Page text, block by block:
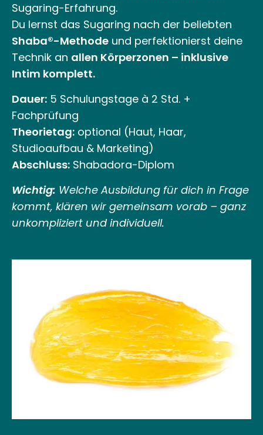
Sugaring-Erfahrung.
Du lernst das Sugaring nach der beliebten
Shaba®-Methode und perfektionierst deine
Technik an allen Körperzonen – inklusive
Intim komplett.
Dauer: 5 Schulungstage à 2 Std. +
Fachprüfung
Theorietag: optional (Haut, Haar,
Studioaufbau & Marketing)
Abschluss: Shabadora-Diplom
Wichtig: Welche Ausbildung für dich in Frage
kommt, klären wir gemeinsam vorab – ganz
unkompliziert und individuell.